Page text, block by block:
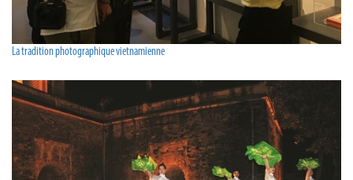
La tradition photographique vietnamienne